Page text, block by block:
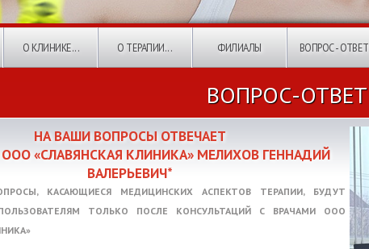
О КЛИНИКЕ... О ТЕРАПИИ... ФИЛИАЛЫ ВОПРОС - ОТВЕТ
ВОПРОС-ОТВЕТ
НА ВАШИ ВОПРОСЫ ОТВЕЧАЕТ
«СЛАВЯНСКАЯ КЛИНИКА» МЕЛИХОВ ГЕННАДИЙ
ВАЛЕРЬЕВИЧ*
КАСАЮЩИЕСЯ МЕДИЦИНСКИХ АСПЕКТОВ ТЕРАПИИ, БУДУТ
ТОЛЬКО ПОСЛЕ КОНСУЛЬТАЦИЙ С ВРАЧАМИ ООО